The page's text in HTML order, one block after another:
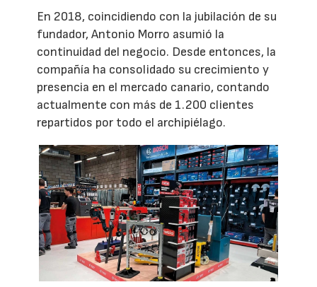
En 2018, coincidiendo con la jubilación de su
fundador, Antonio Morro asumió la
continuidad del negocio. Desde entonces, la
compañía ha consolidado su crecimiento y
presencia en el mercado canario, contando
actualmente con más de 1.200 clientes
repartidos por todo el archipiélago.